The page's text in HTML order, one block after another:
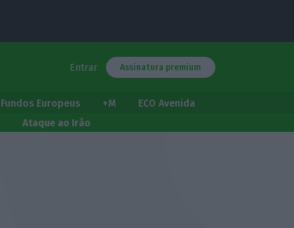
Entrar Assinatura premium
Fundos Europeus +M
ECO Avenida
Ataque ao Irão